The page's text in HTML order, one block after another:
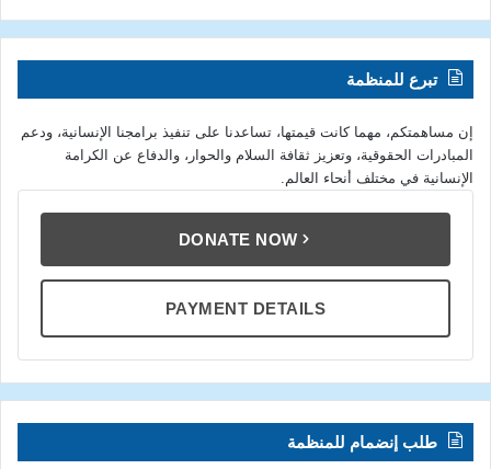
تبرع للمنظمة
إن مساهمتكم، مهما كانت قيمتها، تساعدنا على تنفيذ برامجنا الإنسانية، ودعم
المبادرات الحقوقية، وتعزيز ثقافة السلام والحوار، والدفاع عن الكرامة
الإنسانية في مختلف أنحاء العالم.
DONATE NOW
PAYMENT DETAILS
طلب إنضمام للمنظمة